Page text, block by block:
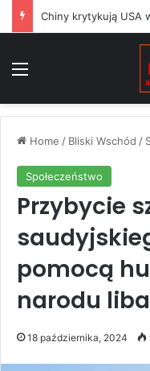
Home / Bliski Wschód /
Społeczeństwo
Przybycie
pomocą
narodu
18 października, 2024